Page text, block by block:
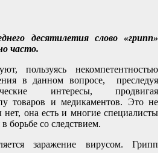
десятилетия слово «грипп»
часто.
пользуясь некомпетентностью
в данном вопросе, преследуя
интересы, продвигая
товаров и медикаментов. Это не
нет, она есть и многие специалисты
борьбе со следствием.
заражение вирусом. Грипп